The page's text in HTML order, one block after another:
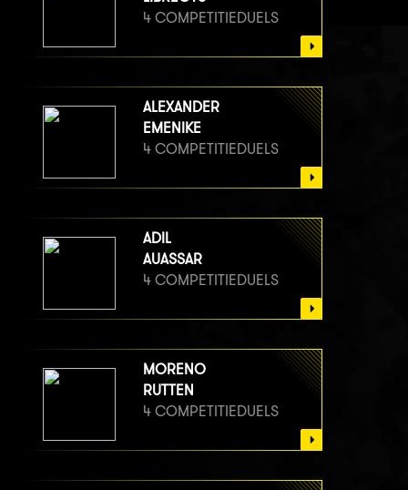
4 COMPETITIEDUELS
ALEXANDER
EMENIKE
4 COMPETITIEDUELS
ADIL
AUASSAR
4 COMPETITIEDUELS
MORENO
RUTTEN
4 COMPETITIEDUELS